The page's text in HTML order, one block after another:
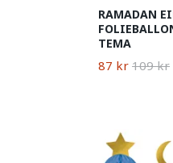
RAMADAN
TEMA
87 kr 109 kr